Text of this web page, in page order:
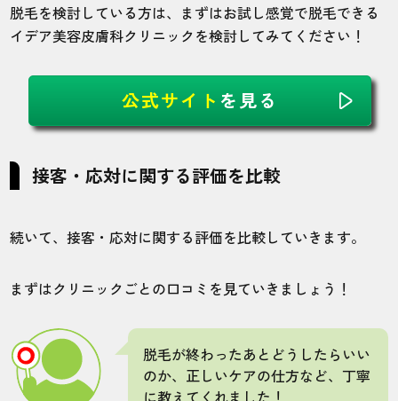
脱毛を検討している方は、まずはお試し感覚で脱毛できる
イデア美容皮膚科クリニックを検討してみてください！
公式サイト を見る
接客・応対に関する評価を比較
続いて、接客・応対に関する評価を比較していきます。
まずはクリニックごとの口コミを見ていきましょう！
脱毛が終わったあとどうしたらいい
のか、正しいケアの仕方など、丁寧
に教えてくれました！